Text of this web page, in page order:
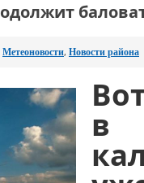
Метеоновости, Новости района
в